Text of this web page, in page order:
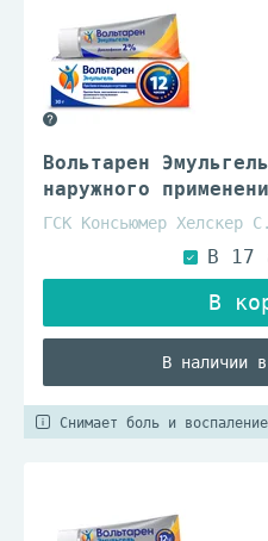
Вольтарен
наружного
ГСК Консьюмер Хелскер
В наличии
Снимает боль и воспаление